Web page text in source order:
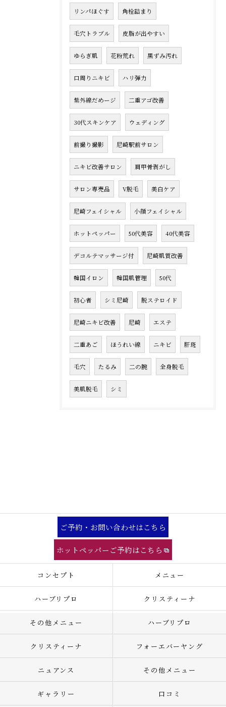
リンパほぐす 角栓詰まり
毛穴トラブル 皮脂が出やすい
ゆらぎ肌 花粉荒れ 黒ずみ汚れ
口周りニキビ ハリ弾力
紫外線だめージ 二重アゴ改善
30代スキンケア ウェディング
前撮り撮影 尼崎駅前サロン
ニキビ改善サロン 肩甲骨剥がし
サロン専売品 V脱毛 美白ケア
尼崎フェイシャル 小顔フェイシャル
ホットペッパー 50代美容 40代美容
デコルテマッサージ付 尼崎肌質改善
韓国イロン 韓国肌管理 50代
初心者 シミ尼崎 脱ステロイド
尼崎ニキビ改善 尼崎 エステ
二重あご ほうれい線 ニキビ 肝斑
毛穴 たるみ 二の腕 全身脱毛
美肌脱毛 シミ
ご予約・お問い合わせはこちら
ホットペッパーご予約はこちら
コンセプト メニュー
ハーブリプロ クリスティーナ
その他メニュー ハーブリプロ
クリスティーナ フォーエバーヤング
ニュアンス その他メニュー
ギャラリー 口コミ